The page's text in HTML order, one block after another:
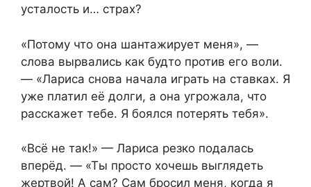
усталость и… страх?
«Потому что она шантажирует меня», —
слова вырвались как будто против его воли.
— «Лариса снова начала играть на ставках. Я
уже платил её долги, а она угрожала, что
расскажет тебе. Я боялся потерять тебя».
«Всё не так!» — Лариса резко подалась
вперёд. — «Ты просто хочешь выглядеть
жертвой! А сам? Сам бросил меня, когда я